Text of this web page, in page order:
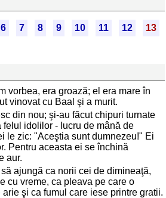
6 7 8 9 10 11 12 13
vorbea, era groază; el era mare în
vinovat cu Baal şi a murit.
din nou; şi-au făcut chipuri turnate
felul idolilor - lucru de mână de
le zic: "Aceştia sunt dumnezeu!" Ei
Pentru aceasta ei se închină
aur.
ajungă ca norii cei de dimineaţă,
cu vreme, ca pleava pe care o
şi ca fumul care iese printre gratii.